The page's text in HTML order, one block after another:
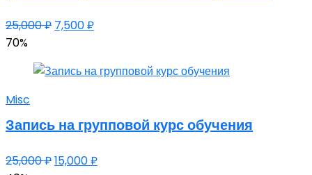
25,000₽ 7,500₽
70%
Misc
Запись на групповой курс обучения
25,000₽15,000₽